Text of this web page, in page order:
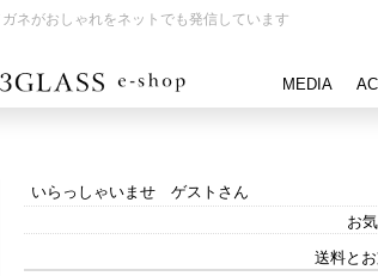
ネがおしゃれをネットでも発信しています
MEDIA
いらっしゃいませ ゲストさん
お
送料と